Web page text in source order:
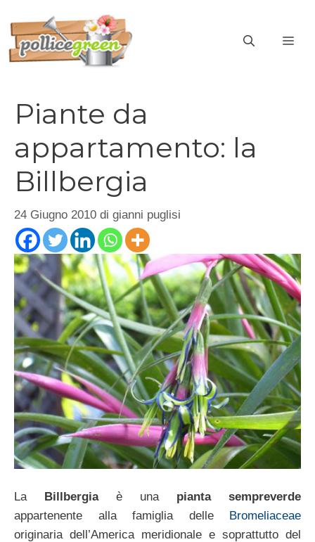
contenuto
Piante da
appartamento: la
Billbergia
24 Giugno 2010 di gianni puglisi
La Billbergiaè una pianta sempreverde
appartenente alla famiglia delle Bromeliaceae
originaria dell’America meridionale e soprattutto del